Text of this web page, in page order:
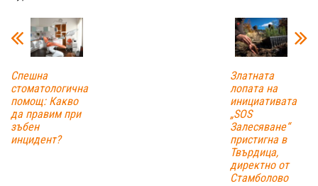
Спешна
стоматологична
помощ: Какво
да правим при
зъбен
инцидент?
Златната
лопата на
инициативата
„SOS
Залесяване“
пристигна в
Твърдица,
директно от
Стамболово